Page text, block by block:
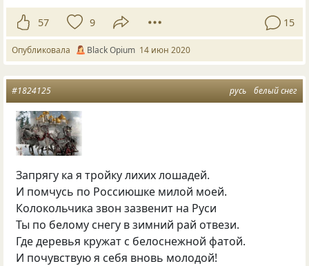
57 9 15
Опубликовала Вlack Оpium 14 июн 2020
русь белый снег
#1824125
Запрягу ка я тройку лихих лошадей.
И помчусь по Россиюшке милой моей.
Колокольчика звон зазвенит на Руси
Ты по белому снегу в зимний рай отвези.
Где деревья кружат с белоснежной фатой.
И почувствую я себя вновь молодой!